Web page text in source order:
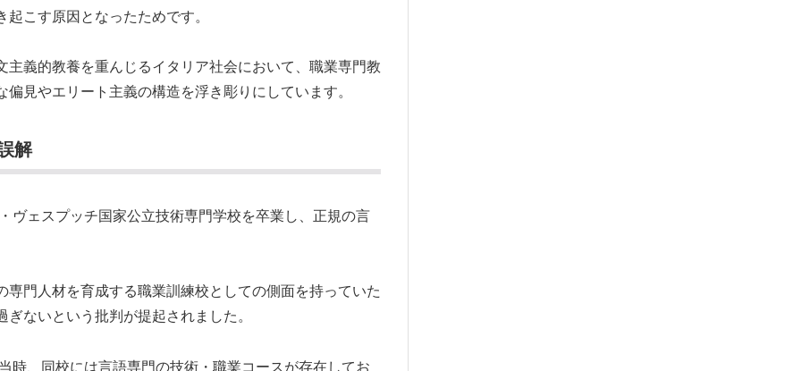
こす原因となったためです。
義的教養を重んじるイタリア社会において、職業専門教
見やエリート主義の構造を浮き彫りにしています。
解
ヴェスプッチ国家公立技術専門学校を卒業し、正規の言
門人材を育成する職業訓練校としての側面を持っていた
ないという批判が提起されました。
時、同校には言語専門の技術・職業コースが存在してお